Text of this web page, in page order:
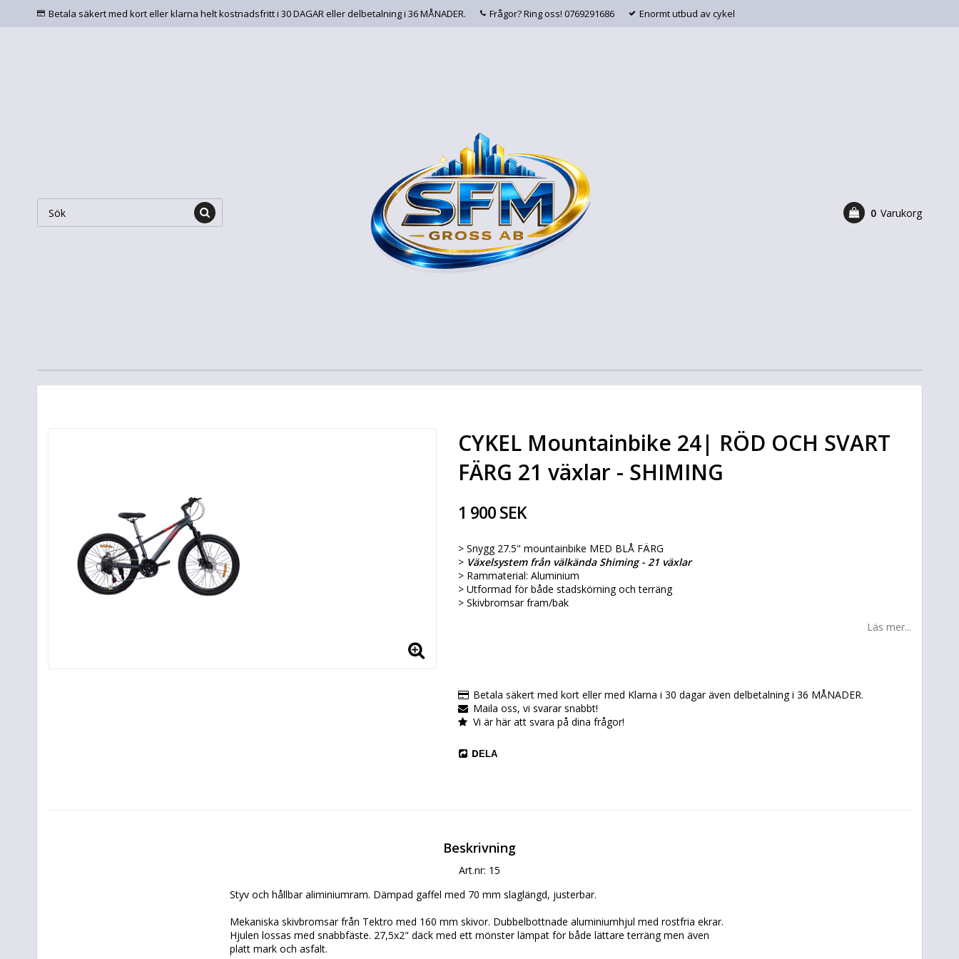
Betala säkert med kort eller klarna helt kostnadsfritt i 30 DAGAR eller delbetalning i 36 MÅNADER. Frågor? Ring oss! 0769291686 Enormt utbud av cykel
0 Varukorg
CYKEL Mountainbike 24| RÖD OCH SVART
FÄRG 21 växlar - SHIMING
1 900 SEK
> Snygg 27.5" mountainbike MED BLÅ FÄRG
> Växelsystem från välkända Shiming - 21 växlar
> Rammaterial: Aluminium
> Utformad för både stadskörning och terräng
> Skivbromsar fram/bak
Läs mer...
Betala säkert med kort eller med Klarna i 30 dagar även delbetalning i 36 MÅNADER.
Maila oss, vi svarar snabbt!
Vi är här att svara på dina frågor!
DELA
Beskrivning
Art.nr: 15
Styv och hållbar aliminiumram. Dämpad gaffel med 70 mm slaglängd, justerbar.
Mekaniska skivbromsar från Tektro med 160 mm skivor. Dubbelbottnade aluminiumhjul med rostfria ekrar.
Hjulen lossas med snabbfäste. 27,5x2" däck med ett mönster lämpat för både lättare terräng men även
platt mark och asfalt.